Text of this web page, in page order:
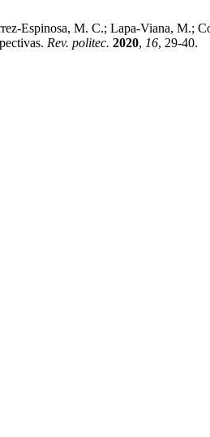
Espinosa, M. C.; Lapa-Viana, M.;
Rev. politec. 2020, 16, 29-40.